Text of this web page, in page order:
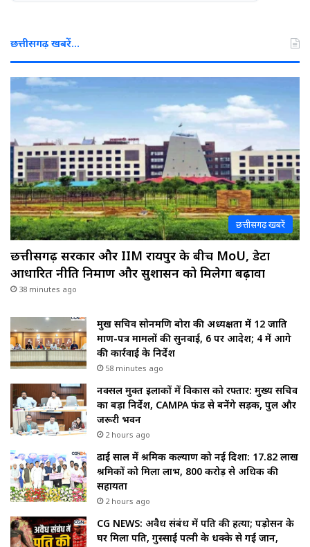
छत्तीसगढ़ खबरें…
छत्तीसगढ़ खबरें
छत्तीसगढ़ सरकार और IIM रायपुर के बीच MoU, डेटा
आधारित नीति निर्माण और सुशासन को मिलेगा बढ़ावा
38 minutes ago
प्रमुख सचिव सोनमणि बोरा की अध्यक्षता में 12 जाति
प्रमाण-पत्र मामलों की सुनवाई, 6 पर आदेश; 4 में आगे
की कार्रवाई के निर्देश
58 minutes ago
नक्सल मुक्त इलाकों में विकास को रफ्तार: मुख्य सचिव
का बड़ा निर्देश, CAMPA फंड से बनेंगे सड़क, पुल और
जरूरी भवन
2 hours ago
ढाई साल में श्रमिक कल्याण को नई दिशा: 17.82 लाख
श्रमिकों को मिला लाभ, ₹800 करोड़ से अधिक की
सहायता
2 hours ago
CG NEWS: अवैध संबंध में पति की हत्या; पड़ोसन के
घर मिला पति, गुस्साई पत्नी के धक्के से गई जान,